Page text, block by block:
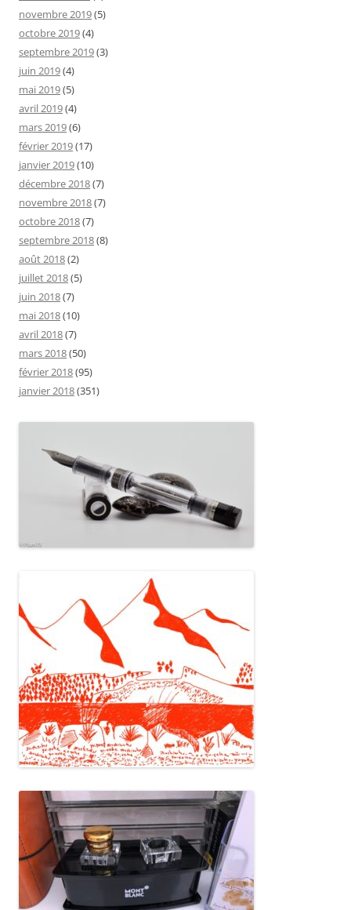
novembre 2019(5)
octobre 2019(4)
septembre 2019(3)
juin 2019(4)
mai 2019(5)
avril 2019(4)
mars 2019(6)
février 2019(17)
janvier 2019(10)
décembre 2018(7)
novembre 2018(7)
octobre 2018(7)
septembre 2018(8)
août 2018(2)
juillet 2018(5)
juin 2018(7)
mai 2018(10)
avril 2018(7)
mars 2018(50)
février 2018(95)
janvier 2018(351)